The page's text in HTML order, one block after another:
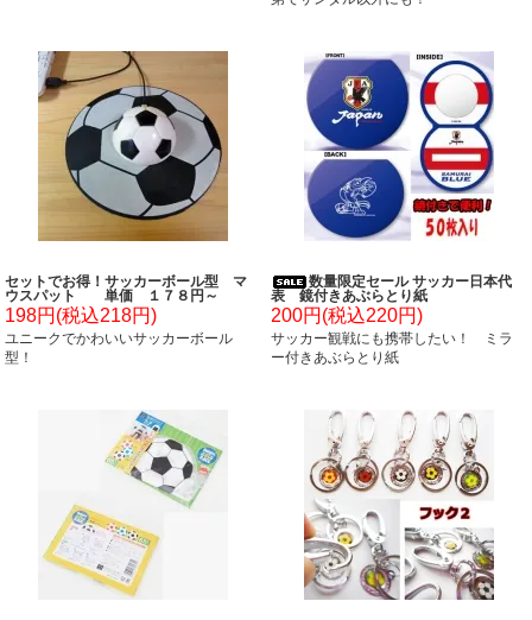
セットでお得！サッカーボール型 マ
ウスパット 単価 １７８円～
198円(税込218円)
ユニークでかわいいサッカーボール
型！
数量限定セール サッカー日本代
表 鏡付きあぶらとり紙
200円(税込220円)
サッカー観戦にも携帯したい！ ミラ
ー付きあぶらとり紙